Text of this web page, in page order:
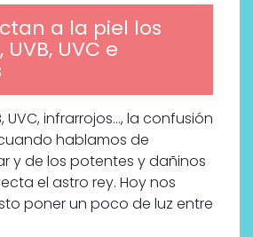
a la piel los
UVC e
UVC, infrarrojos…, la confusión
hablamos de
y de los potentes y dañinos
el astro rey. Hoy nos
poner un poco de luz entre